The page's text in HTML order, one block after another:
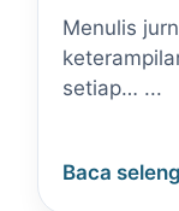
Menulis
setiap… ...
Baca